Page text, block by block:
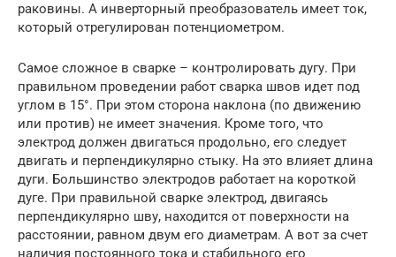
раковины. А инверторный преобразователь имеет ток,
который отрегулирован потенциометром.
Самое сложное в сварке – контролировать дугу. При
правильном проведении работ сварка швов идет под
углом в 15°. При этом сторона наклона (по движению
или против) не имеет значения. Кроме того, что
электрод должен двигаться продольно, его следует
двигать и перпендикулярно стыку. На это влияет длина
дуги. Большинство электродов работает на короткой
дуге. При правильной сварке электрод, двигаясь
перпендикулярно шву, находится от поверхности на
расстоянии, равном двум его диаметрам. А вот за счет
наличия постоянного тока и стабильного его